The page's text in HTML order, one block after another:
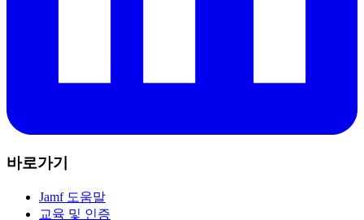
바로가기
Jamf 도움말
교육 및 인증